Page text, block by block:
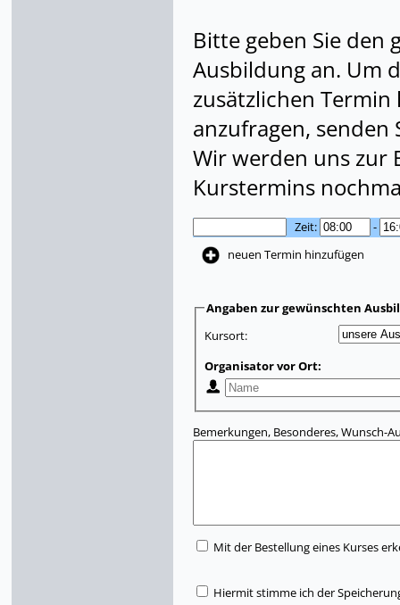
Bitte geben Sie den
Ausbildung an. Um
zusätzlichen
anzufragen, senden
Wir werden uns zur
Kurstermins
Zeit:
-
neuen Termin hinzufügen
Angaben zur gewünschten
Kursort:
Organisator vor Ort:
Bemerkungen, Besonderes, Wunsch-
Mit der Bestellung eines Kurses
Hiermit stimme ich der